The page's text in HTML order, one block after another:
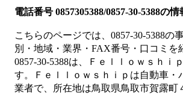
電話番号 0857305388/0857-30-5388の情
こちらのページでは、 0857-30-5388の
別・地域・業界・FAX番号・口コミを
0857-30-5388は、 Ｆｅｌｌｏｗｓｈｉｐ
す。
Ｆｅｌｌｏｗｓｈｉｐは自動車・
業者で、所在地は鳥取県鳥取市賀露町